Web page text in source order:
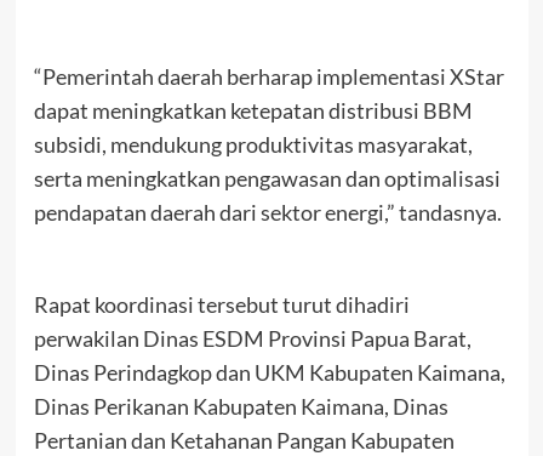
“Pemerintah daerah berharap implementasi XStar
dapat meningkatkan ketepatan distribusi BBM
subsidi, mendukung produktivitas masyarakat,
serta meningkatkan pengawasan dan optimalisasi
pendapatan daerah dari sektor energi,” tandasnya.
Rapat koordinasi tersebut turut dihadiri
perwakilan Dinas ESDM Provinsi Papua Barat,
Dinas Perindagkop dan UKM Kabupaten Kaimana,
Dinas Perikanan Kabupaten Kaimana, Dinas
Pertanian dan Ketahanan Pangan Kabupaten